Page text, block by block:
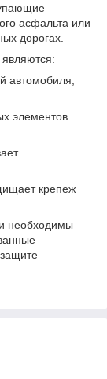
асфальта или
дорогах.
автомобиля,
элементов
крепеж
необходимы